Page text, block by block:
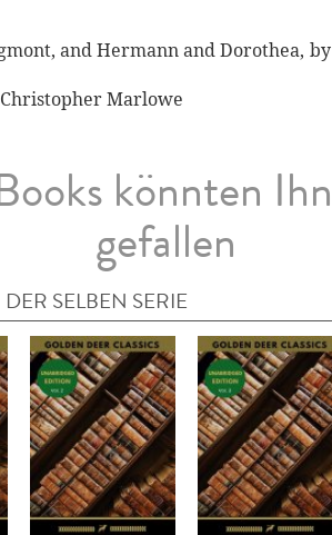
and Hermann and Dorothea,
Marlowe
könnten
gefallen
SELBEN SERIE